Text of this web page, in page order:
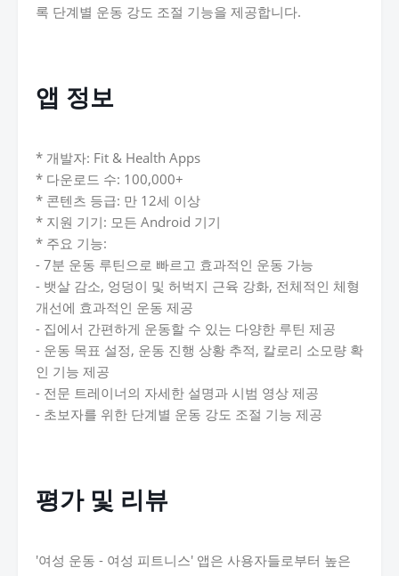
록 단계별 운동 강도 조절 기능을 제공합니다.
앱 정보
* 개발자: Fit & Health Apps
* 다운로드 수: 100,000+
* 콘텐츠 등급: 만 12세 이상
* 지원 기기: 모든 Android 기기
* 주요 기능:
- 7분 운동 루틴으로 빠르고 효과적인 운동 가능
- 뱃살 감소, 엉덩이 및 허벅지 근육 강화, 전체적인 체형
개선에 효과적인 운동 제공
- 집에서 간편하게 운동할 수 있는 다양한 루틴 제공
- 운동 목표 설정, 운동 진행 상황 추적, 칼로리 소모량 확
인 기능 제공
- 전문 트레이너의 자세한 설명과 시범 영상 제공
- 초보자를 위한 단계별 운동 강도 조절 기능 제공
평가 및 리뷰
'여성 운동 - 여성 피트니스' 앱은 사용자들로부터 높은